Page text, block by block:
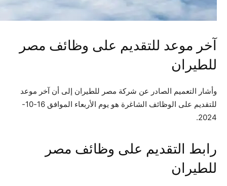
آخر موعد للتقديم على وظائف مصر
للطيران
وأشار التعميم الصادر عن شركة مصر للطيران إلى أن آخر موعد
للتقديم على الوظائف الشاغرة هو يوم الأربعاء الموافق 16-10-
2024.
رابط التقديم على وظائف مصر
للطيران